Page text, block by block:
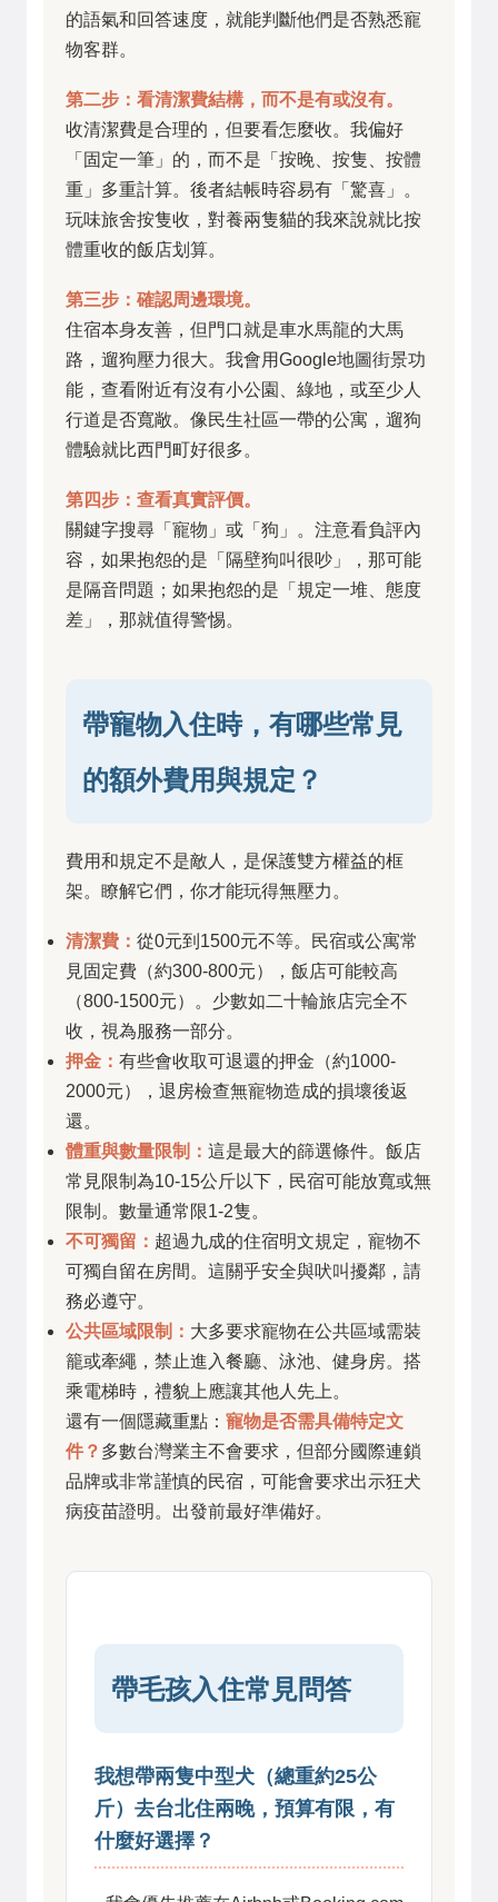
的語氣和回答速度，就能判斷他們是否熟悉寵
物客群。
第二步：看清潔費結構，而不是有或沒有。
收清潔費是合理的，但要看怎麼收。我偏好
「固定一筆」的，而不是「按晚、按隻、按體
重」多重計算。後者結帳時容易有「驚喜」。
玩味旅舍按隻收，對養兩隻貓的我來說就比按
體重收的飯店划算。
第三步：確認周邊環境。
住宿本身友善，但門口就是車水馬龍的大馬
路，遛狗壓力很大。我會用Google地圖街景功
能，查看附近有沒有小公園、綠地，或至少人
行道是否寬敞。像民生社區一帶的公寓，遛狗
體驗就比西門町好很多。
第四步：查看真實評價。
關鍵字搜尋「寵物」或「狗」。注意看負評內
容，如果抱怨的是「隔壁狗叫很吵」，那可能
是隔音問題；如果抱怨的是「規定一堆、態度
差」，那就值得警惕。
帶寵物入住時，有哪些常見
的額外費用與規定？
費用和規定不是敵人，是保護雙方權益的框
架。瞭解它們，你才能玩得無壓力。
清潔費： 從0元到1500元不等。民宿或公寓常
見固定費（約300-800元），飯店可能較高
（800-1500元）。少數如二十輪旅店完全不
收，視為服務一部分。
押金： 有些會收取可退還的押金（約1000-
2000元），退房檢查無寵物造成的損壞後返
還。
體重與數量限制： 這是最大的篩選條件。飯店
常見限制為10-15公斤以下，民宿可能放寬或無
限制。數量通常限1-2隻。
不可獨留： 超過九成的住宿明文規定，寵物不
可獨自留在房間。這關乎安全與吠叫擾鄰，請
務必遵守。
公共區域限制： 大多要求寵物在公共區域需裝
籠或牽繩，禁止進入餐廳、泳池、健身房。搭
乘電梯時，禮貌上應讓其他人先上。
還有一個隱藏重點： 寵物是否需具備特定文
件？ 多數台灣業主不會要求，但部分國際連鎖
品牌或非常謹慎的民宿，可能會要求出示狂犬
病疫苗證明。出發前最好準備好。
帶毛孩入住常見問答
我想帶兩隻中型犬（總重約25公
斤）去台北住兩晚，預算有限，有
什麼好選擇？